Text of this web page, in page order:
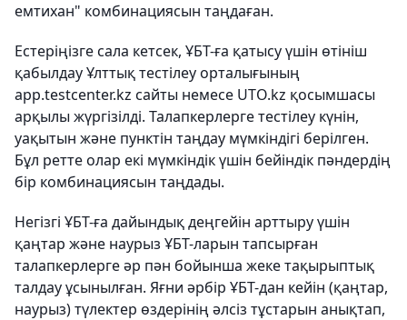
емтихан" комбинациясын таңдаған.
Естеріңізге сала кетсек, ҰБТ-ға қатысу үшін өтініш
қабылдау Ұлттық тестілеу орталығының
app.testcenter.kz сайты немесе UTO.kz қосымшасы
арқылы жүргізілді. Талапкерлерге тестілеу күнін,
уақытын және пунктін таңдау мүмкіндігі берілген.
Бұл ретте олар екі мүмкіндік үшін бейіндік пәндердің
бір комбинациясын таңдады.
Негізгі ҰБТ-ға дайындық деңгейін арттыру үшін
қаңтар және наурыз ҰБТ-ларын тапсырған
талапкерлерге әр пән бойынша жеке тақырыптық
талдау ұсынылған. Яғни әрбір ҰБТ-дан кейін (қаңтар,
наурыз) түлектер өздерінің әлсіз тұстарын анықтап,